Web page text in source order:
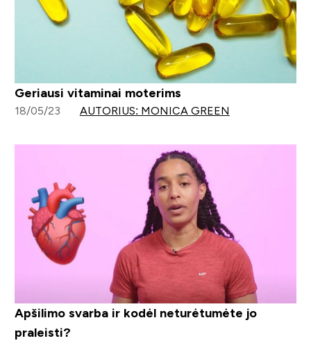
Geriausi vitaminai moterims
18/05/23 AUTORIUS: MONICA GREEN
Apšilimo svarba ir kodėl neturėtumėte jo
praleisti?